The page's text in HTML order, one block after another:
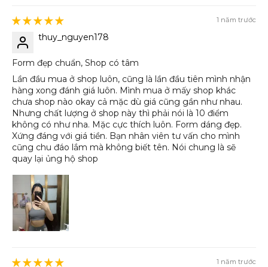
1 năm trước
thuy_nguyen178
Form đẹp chuẩn, Shop có tâm
Lần đầu mua ở shop luôn, cũng là lần đầu tiên mình nhận
hàng xong đánh giá luôn. Mình mua ở mấy shop khác
chưa shop nào okay cả mặc dù giá cũng gần như nhau.
Nhưng chất lượng ở shop này thì phải nói là 10 điểm
không có như nha. Mặc cực thích luôn. Form dáng đẹp.
Xứng đáng với giá tiền. Bạn nhân viên tư vấn cho mình
cũng chu đáo lắm mà không biết tên. Nói chung là sẽ
quay lại ủng hộ shop
1 năm trước